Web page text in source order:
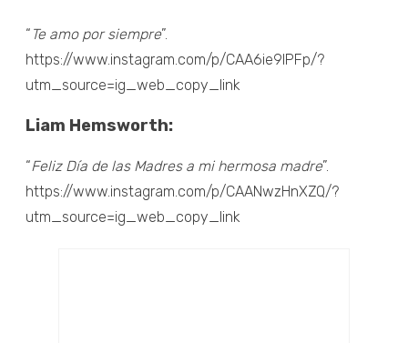
“ Te amo por siempre”.
https://www.instagram.com/p/CAA6ie9lPFp/?
utm_source=ig_web_copy_link
Liam Hemsworth:
“Feliz Día de las Madres a mi hermosa madre”.
https://www.instagram.com/p/CAANwzHnXZQ/?
utm_source=ig_web_copy_link